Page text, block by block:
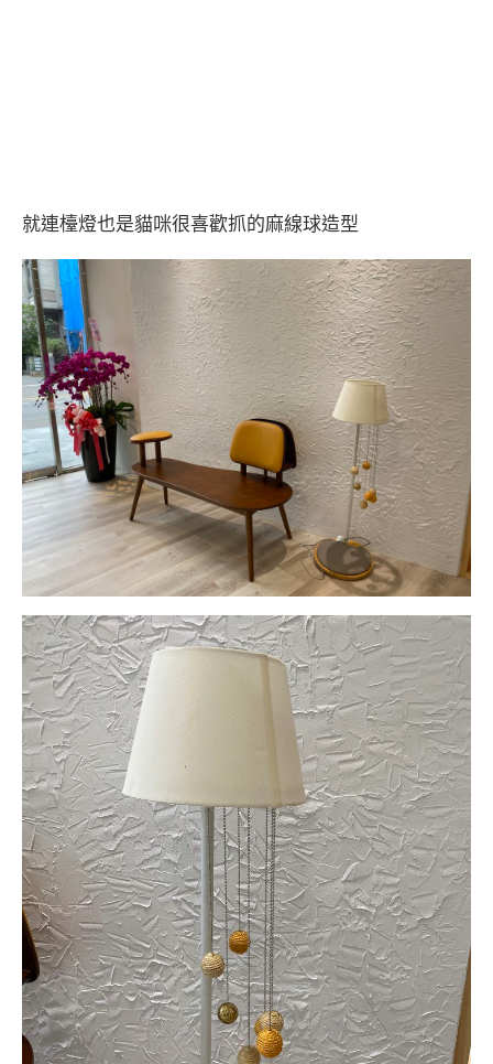
就連檯燈也是貓咪很喜歡抓的麻線球造型